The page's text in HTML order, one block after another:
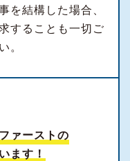
を結構した場合、
することも一切ご
。
ァーストの
ます！